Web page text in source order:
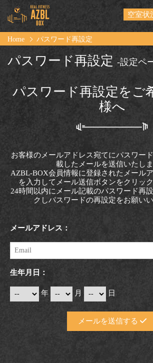
空室状
Home パスワード再設定
パスワード再設定 -設定ペ
パスワード再設定をご
様へ
お客様のメールアドレス宛てにパスワー
載したメールを送信いたしま
AZBL-BOX会員情報に登録されたメール
を入力してメール送信ボタンをクリッ
24時間以内にメール記載のパスワード再
クしパスワードの再設定をお願いい
メールアドレス：
生年月日：
年 月 日
メールを送信する